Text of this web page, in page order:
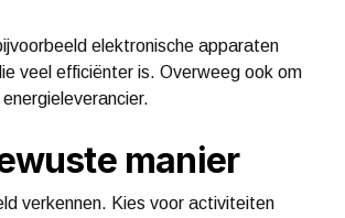
elektronische apparaten
veel efficiënter is. Overweeg ook om
manier
verkennen. Kies voor activiteiten